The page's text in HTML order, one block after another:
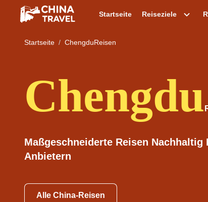
Startseite Reiseziele
Startseite ChengduReisen
Chengdu
Maßgeschneiderte Reisen
Anbietern
Alle China-Reisen